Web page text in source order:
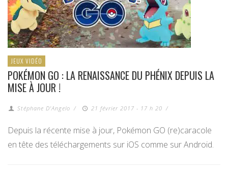
JEUX VIDÉO
POKÉMON GO : LA RENAISSANCE DU PHÉNIX DEPUIS LA
MISE À JOUR !
Stéphane D'Angelo / 21 février 2017 - 17 h 20 /
Depuis la récente mise à jour, Pokémon GO (re)caracole
en tête des téléchargements sur iOS comme sur Android.